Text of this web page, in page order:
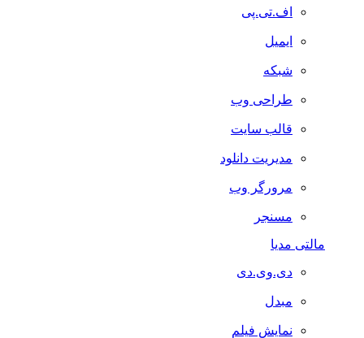
اف.تی.پی
ایمیل
شبکه
طراحی وب
قالب سایت
مدیریت دانلود
مرورگر وب
مسنجر
مالتی مدیا
دی.وی.دی
مبدل
نمایش فیلم